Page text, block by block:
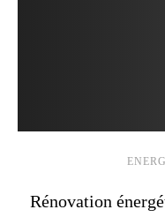
Rénovation